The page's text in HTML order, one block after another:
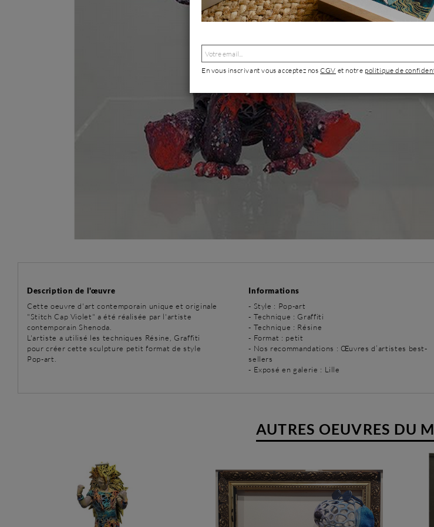
Description de l'œuvre
Cette oeuvre d'art contemporain unique et originale
"Stitch Cap Violet" a été réalisée par l'artiste
contemporain Shenoda.
L'artiste a utilisé les techniques Résine, Graffiti
pour créer cette sculpture petit format de style
Pop-art.
Informations
- Style : Pop-art
- Technique : Graffiti
- Technique : Résine
- Format : petit
- Nos recommandations : Œuvres d’artistes best-
sellers
- Exposé en galerie : Lille
AUTRES OEUVRES DU
En vous inscrivant vous acceptez nosCGV et notre politique de